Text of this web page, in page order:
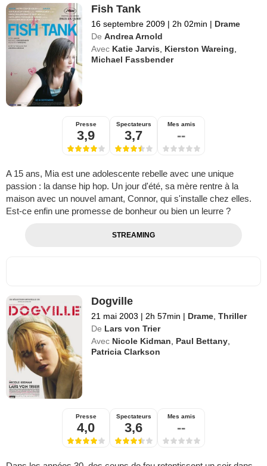
Fish Tank
16 septembre 2009 | 2h 02min | Drame
De Andrea Arnold
Avec Katie Jarvis Kierston Wareing
Michael Fassbender
Presse
3,9
Spectateurs
3,7
Mes amis
--
A 15 ans, Mia est une adolescente rebelle avec une unique
passion : la danse hip hop. Un jour d'été, sa mère rentre à la
maison avec un nouvel amant, Connor, qui s'installe chez elles.
Est-ce enfin une promesse de bonheur ou bien un leurre ?
STREAMING
Dogville
21 mai 2003 | 2h 57min | Drame ,Thriller
De Lars von Trier
Avec Nicole Kidman Paul Bettany
Patricia Clarkson
Presse
4,0
Spectateurs
3,6
Mes amis
--